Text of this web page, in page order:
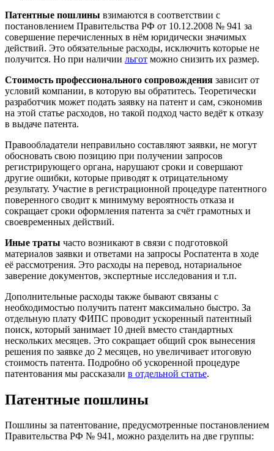
Патентные пошлины взимаются в соответствии с
постановлением Правительства РФ от 10.12.2008 № 941 за
совершение перечисленных в нём юридически значимых
действий. Это обязательные расходы, исключить которые не
получится. Но при наличии льгот можно снизить их размер.
Стоимость профессионального сопровождения зависит от
условий компании, в которую вы обратитесь. Теоретически
разработчик может подать заявку на патент и сам, сэкономив
на этой статье расходов, но такой подход часто ведёт к отказу
в выдаче патента.
Правообладатели неправильно составляют заявки, не могут
обосновать свою позицию при получении запросов
регистрирующего органа, нарушают сроки и совершают
другие ошибки, которые приводят к отрицательному
результату. Участие в регистрационной процедуре патентного
поверенного сводит к минимуму вероятность отказа и
сокращает сроки оформления патента за счёт грамотных и
своевременных действий.
Иные траты часто возникают в связи с подготовкой
материалов заявки и ответами на запросы Роспатента в ходе
её рассмотрения. Это расходы на перевод, нотариальное
заверение документов, экспертные исследования и т.п.
Дополнительные расходы также бывают связаны с
необходимостью получить патент максимально быстро. За
отдельную плату ФИПС проводит ускоренный патентный
поиск, который занимает 10 дней вместо стандартных
нескольких месяцев. Это сокращает общий срок вынесения
решения по заявке до 2 месяцев, но увеличивает итоговую
стоимость патента. Подробно об ускоренной процедуре
патентования мы рассказали в отдельной статье.
Патентные пошлины
Пошлины за патентование, предусмотренные постановлением
Правительства РФ № 941, можно разделить на две группы: